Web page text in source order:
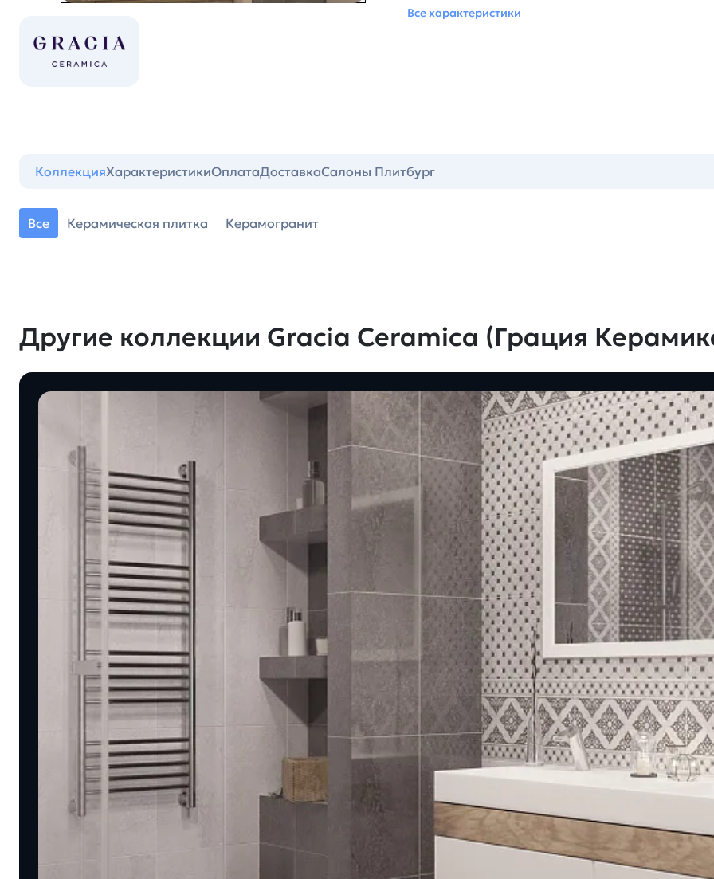
Все характеристики
КоллекцияХарактеристикиОплатаДоставкаСалоны Плитбург
Все Керамическая плитка Керамогранит
Другие коллекции Gracia Ceramica (Грация